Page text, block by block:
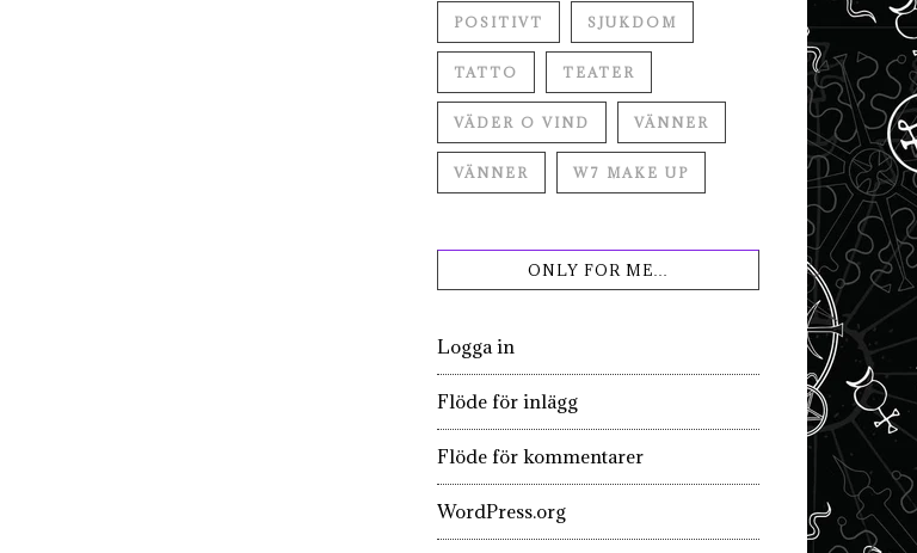
POSITIVT SJUKDOM
TATTO TEATER
VÄDER O VIND VÄNNER
VÄNNER W7 MAKE UP
ONLY FOR ME…
Logga in
Flöde för inlägg
Flöde för kommentarer
WordPress.org